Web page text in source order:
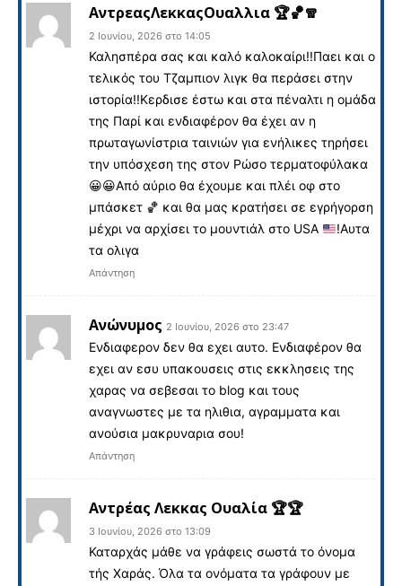
ΑντρεαςΛεκκαςΟυαλλια 🏆🏀🧣
2 Ιουνίου, 2026 στο 14:05
Καλησπέρα σας και καλό καλοκαίρι!!Παει και ο
τελικός του Τζαμπιον λιγκ θα περάσει στην
ιστορία!!Κερδισε έστω και στα πέναλτι η ομάδα
της Παρί και ενδιαφέρον θα έχει αν η
πρωταγωνίστρια ταινιών για ενήλικες τηρήσει
την υπόσχεση της στον Ρώσο τερματοφύλακα
😀😀Από αύριο θα έχουμε και πλέι οφ στο
μπάσκετ 🏀 και θα μας κρατήσει σε εγρήγορση
μέχρι να αρχίσει το μουντιάλ στο USA
!Αυτα
τα ολιγα
Απάντηση
Ανώνυμος 2 Ιουνίου, 2026 στο 23:47
Eνδιαφερον δεν θα εχει αυτο. Ενδιαφέρον θα
εχει αν εσυ υπακουσεις στις εκκλησεις της
χαρας να σεβεσαι το blog και τους
αναγνωστες με τα ηλιθια, αγραμματα και
ανούσια μακρυναρια σου!
Απάντηση
Αντρέας Λεκκας Ουαλία 🏆🏆
3 Ιουνίου, 2026 στο 13:09
Καταρχάς μάθε να γράφεις σωστά το όνομα
τής Χαράς. Όλα τα ονόματα τα γράφουν με